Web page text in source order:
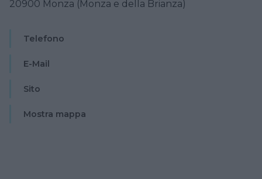
20900 Monza (Monza e della Brianza)
Telefono
E-Mail
Sito
Mostra mappa